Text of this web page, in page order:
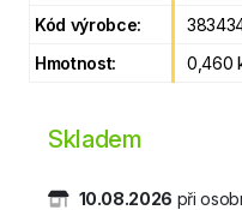
Kód výrobce:
Hmotnost:
0,460
Skladem
10.08.2026 při